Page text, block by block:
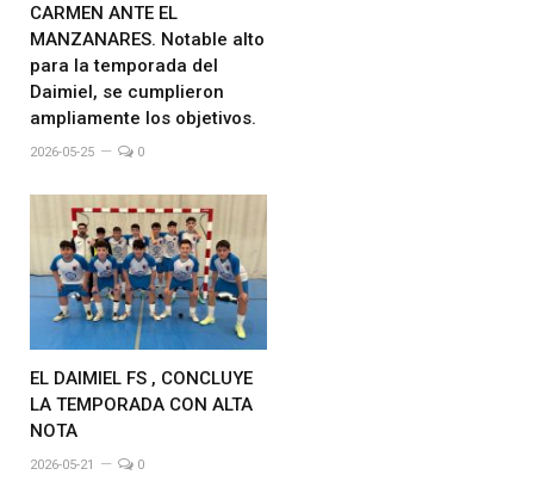
CARMEN ANTE EL
MANZANARES. Notable alto
para la temporada del
Daimiel, se cumplieron
ampliamente los objetivos.
2026-05-25 0
EL DAIMIEL FS , CONCLUYE
LA TEMPORADA CON ALTA
NOTA
2026-05-21 0